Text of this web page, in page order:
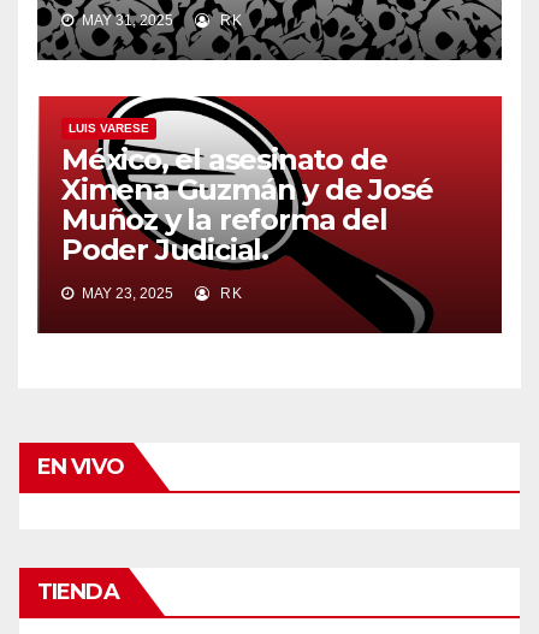
MAY 31, 2025 RK
LUIS VARESE
México, el asesinato de
Ximena Guzmán y de José
Muñoz y la reforma del
Poder Judicial.
MAY 23, 2025 RK
EN VIVO
TIENDA